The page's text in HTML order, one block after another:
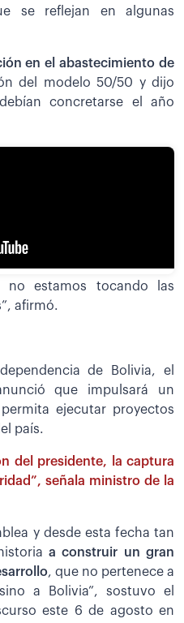
se reflejan en algunas
en el abastecimiento de
del modelo 50/50 y dijo
concretarse el año
no estamos tocando las
afirmó.
de Bolivia, el
que impulsará un
ejecutar proyectos
país.
del presidente, la captura
señala ministro de la
y desde esta fecha tan
a construir un gran
, que no pertenece a
a Bolivia”, sostuvo el
este 6 de agosto en